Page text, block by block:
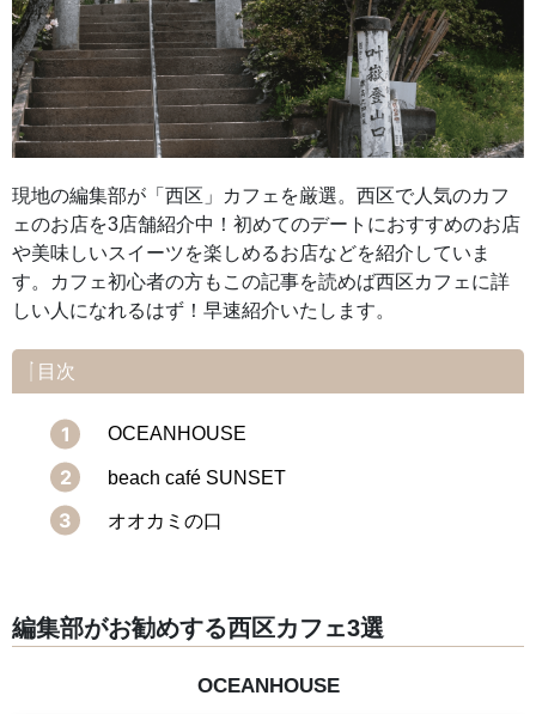
現地の編集部が「西区」カフェを厳選。西区で人気のカフ
ェのお店を3店舗紹介中！初めてのデートにおすすめのお店
や美味しいスイーツを楽しめるお店などを紹介していま
す。カフェ初心者の方もこの記事を読めば西区カフェに詳
しい人になれるはず！早速紹介いたします。
目次
OCEANHOUSE
beach café SUNSET
オオカミの口
編集部がお勧めする西区カフェ3選
OCEANHOUSE